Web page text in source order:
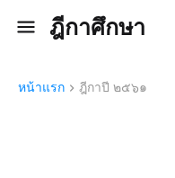
ฎีกาศึกษา
หน้าแรก ฎีกาปี ๒๕๖๑